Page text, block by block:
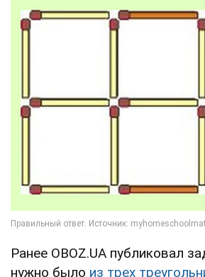
Ранее OBOZ.UA публиковал
нужно было из трех